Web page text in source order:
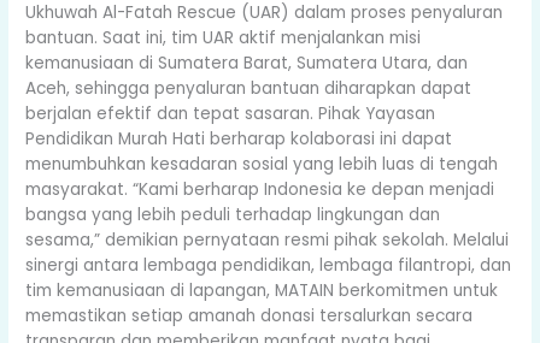
Ukhuwah Al-Fatah Rescue (UAR) dalam proses penyaluran
bantuan. Saat ini, tim UAR aktif menjalankan misi
kemanusiaan di Sumatera Barat, Sumatera Utara, dan
Aceh, sehingga penyaluran bantuan diharapkan dapat
berjalan efektif dan tepat sasaran. Pihak Yayasan
Pendidikan Murah Hati berharap kolaborasi ini dapat
menumbuhkan kesadaran sosial yang lebih luas di tengah
masyarakat. “Kami berharap Indonesia ke depan menjadi
bangsa yang lebih peduli terhadap lingkungan dan
sesama,” demikian pernyataan resmi pihak sekolah. Melalui
sinergi antara lembaga pendidikan, lembaga filantropi, dan
tim kemanusiaan di lapangan, MATAIN berkomitmen untuk
memastikan setiap amanah donasi tersalurkan secara